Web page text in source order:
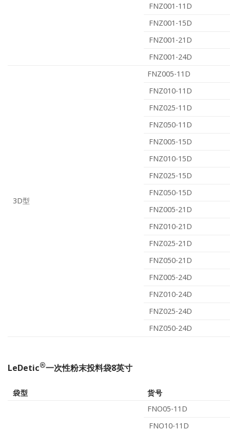
FNZ001-11D
FNZ001-15D
FNZ001-21D
FNZ001-24D
3D型
FNZ005-11D
FNZ010-11D
FNZ025-11D
FNZ050-11D
FNZ005-15D
FNZ010-15D
FNZ025-15D
FNZ050-15D
FNZ005-21D
FNZ010-21D
FNZ025-21D
FNZ050-21D
FNZ005-24D
FNZ010-24D
FNZ025-24D
FNZ050-24D
LeDetic®一次性粉末投料袋8英寸
袋型 货号
FNO05-11D
FNO10-11D